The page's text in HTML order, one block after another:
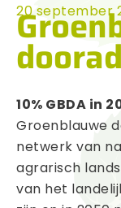
20 september
10% GBDA in
Groenblauwe
netwerk van
agrarisch
van het